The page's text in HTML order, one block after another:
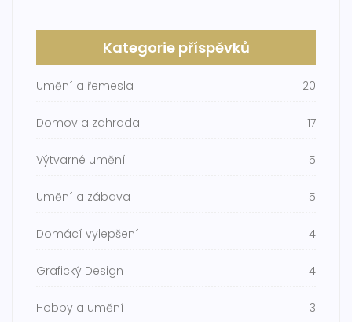
Kategorie příspěvků
Umění a řemesla 20
Domov a zahrada 17
Výtvarné umění 5
Umění a zábava 5
Domácí vylepšení 4
Grafický Design 4
Hobby a umění 3